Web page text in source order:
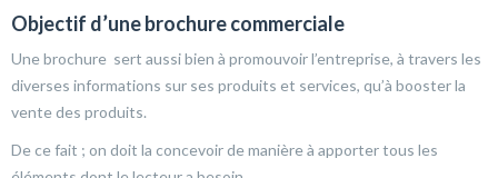
Objectif d’une brochure commerciale
Une brochure sert aussi bien à promouvoir l’entreprise, à travers les
diverses informations sur ses produits et services, qu’à booster la
vente des produits.
De ce fait ; on doit la concevoir de manière à apporter tous les